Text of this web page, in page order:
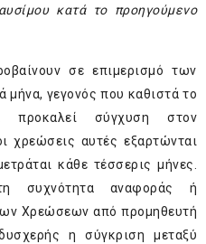
κατά το προηγούμενο
σε επιμερισμό των
γεγονός που καθιστά το
προκαλεί σύγχυση στον
χρεώσεις αυτές εξαρτώνται
κάθε τέσσερις μήνες.
συχνότητα αναφοράς ή
Χρεώσεων από προμηθευτή
η σύγκριση μεταξύ